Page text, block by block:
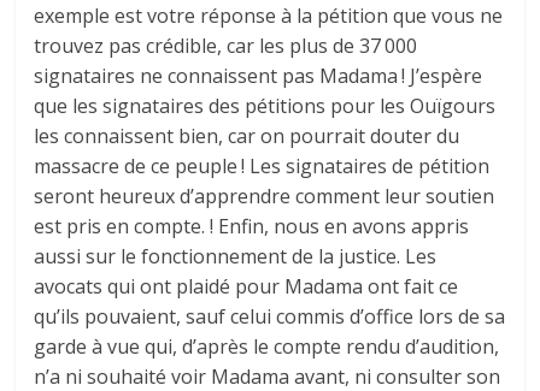
exemple est votre réponse à la pétition que vous ne
trouvez pas crédible, car les plus de 37 000
signataires ne connaissent pas Madama ! J’espère
que les signataires des pétitions pour les Ouïgours
les connaissent bien, car on pourrait douter du
massacre de ce peuple ! Les signataires de pétition
seront heureux d’apprendre comment leur soutien
est pris en compte. ! Enfin, nous en avons appris
aussi sur le fonctionnement de la justice. Les
avocats qui ont plaidé pour Madama ont fait ce
qu’ils pouvaient, sauf celui commis d’office lors de sa
garde à vue qui, d’après le compte rendu d’audition,
n’a ni souhaité voir Madama avant, ni consulter son